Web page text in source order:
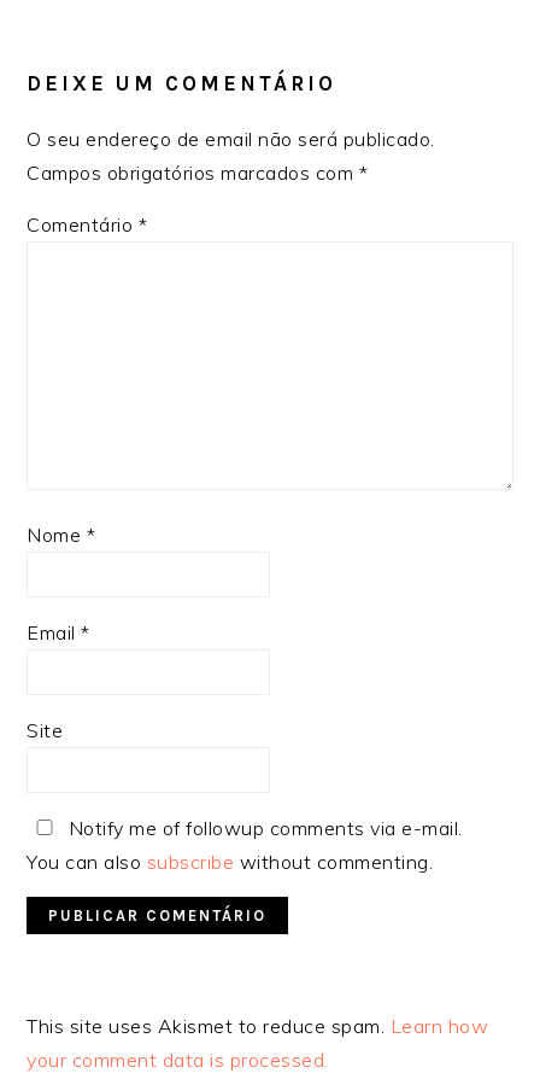
LEITOR
DEIXE UM COMENTÁRIO
O seu endereço de email não será publicado.
Campos obrigatórios marcados com *
Comentário *
Nome *
Email*
Site
Notify me of followup comments via e-mail.
You can also subscribe without commenting.
This site uses Akismet to reduce spam. Learn how
your comment data is processed.